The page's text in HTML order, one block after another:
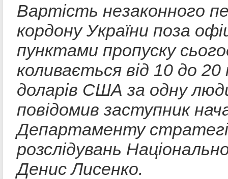
Вартість незаконного
кордону України поза
пунктами пропуску
коливається від 10 до
доларів США за одну
повідомив заступник
Департаменту
розслідувань
Денис Лисенко.